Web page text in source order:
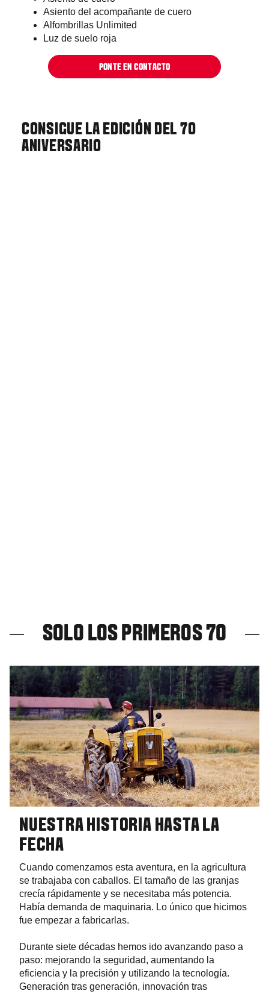
Asiento del acompañante de cuero
Alfombrillas Unlimited
Luz de suelo roja
PONTE EN CONTACTO
CONSIGUE LA EDICIÓN DEL 70
ANIVERSARIO
SOLO LOS PRIMEROS 70
NUESTRA HISTORIA HASTA LA
FECHA
Cuando comenzamos esta aventura, en la agricultura
se trabajaba con caballos. El tamaño de las granjas
crecía rápidamente y se necesitaba más potencia.
Había demanda de maquinaria. Lo único que hicimos
fue empezar a fabricarlas.
Durante siete décadas hemos ido avanzando paso a
paso: mejorando la seguridad, aumentando la
eficiencia y la precisión y utilizando la tecnología.
Generación tras generación, innovación tras